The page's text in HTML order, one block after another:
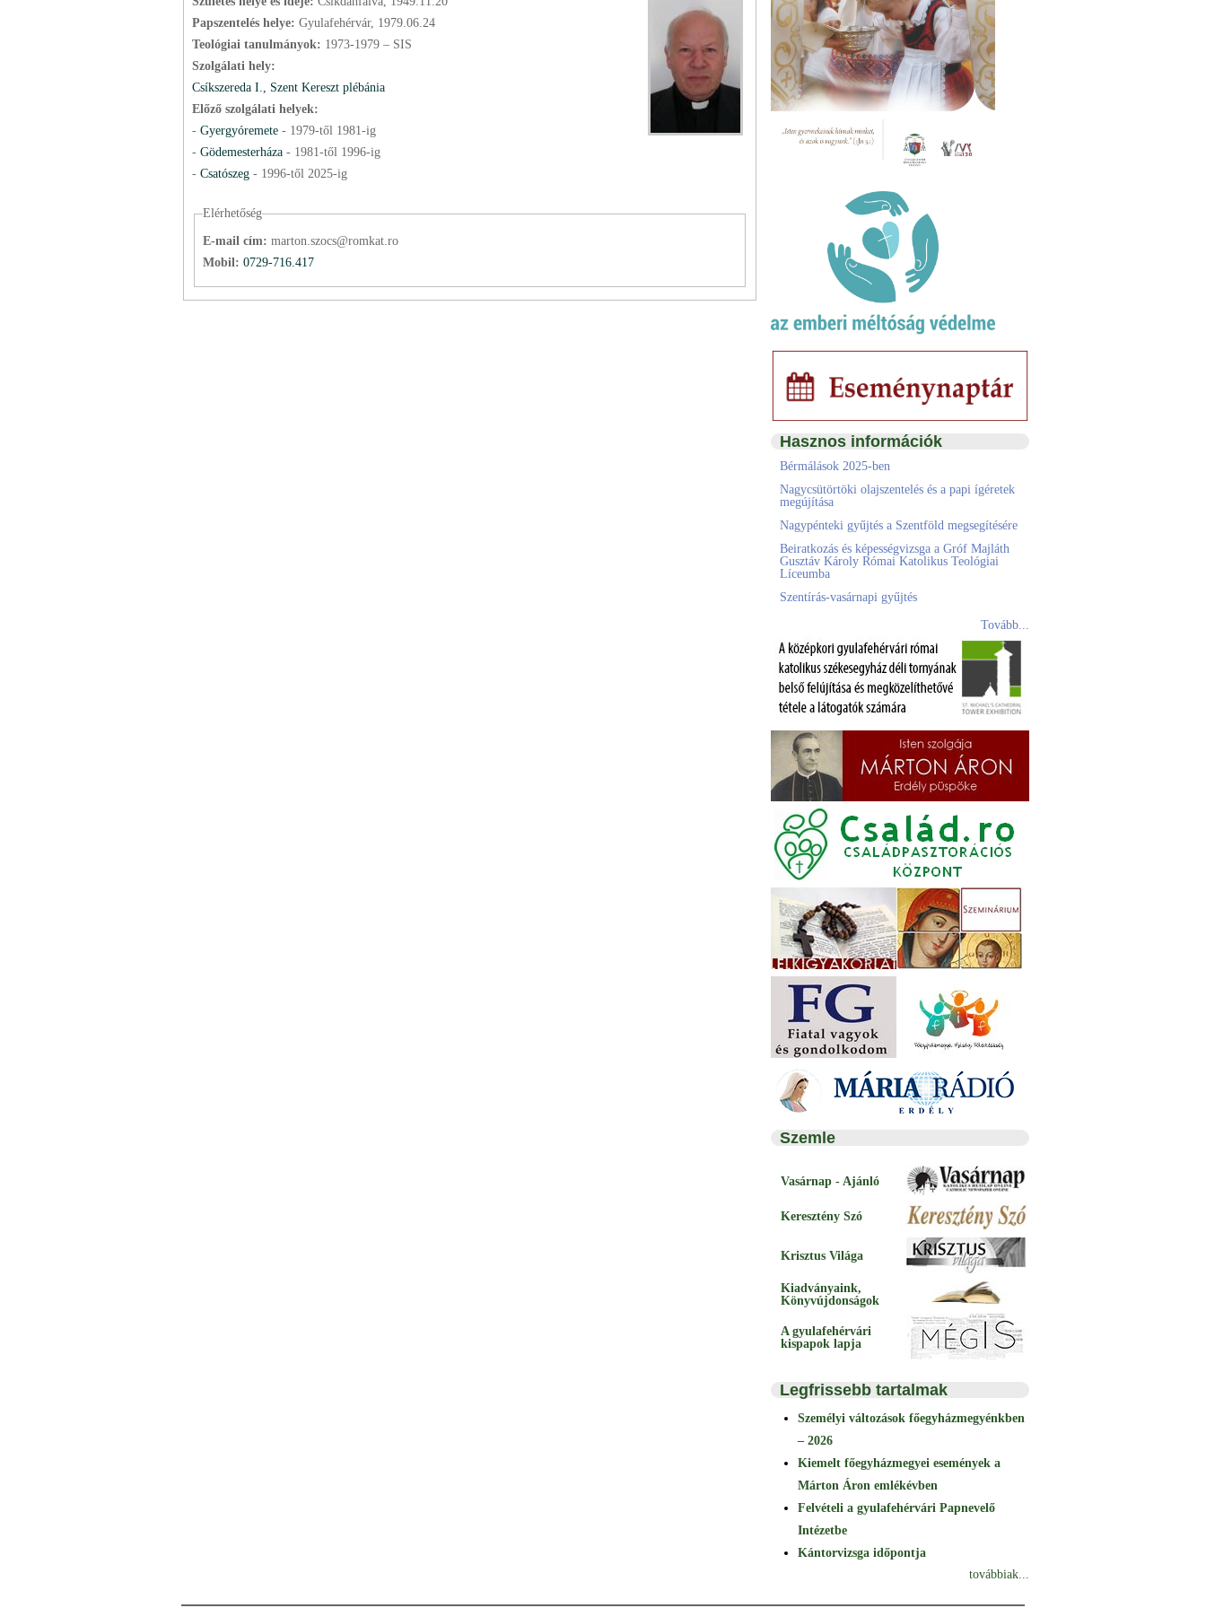
Papszentelés helye: Gyulafehérvár, 1979.06.24
Teológiai tanulmányok: 1973-1979 – SIS
Szolgálati hely:
Csíkszereda I., Szent Kereszt plébánia
Előző szolgálati helyek:
- Gyergyóremete - 1979-től 1981-ig
- Gödemesterháza - 1981-től 1996-ig
- Csatószeg - 1996-től 2025-ig
Elérhetőség
E-mail cím: marton.szocs@romkat.ro
Mobil: 0729-716.417
Hasznos információk
Bérmálások 2025-ben
Nagycsütörtöki olajszentelés és a papi ígéretek
megújítása
Nagypénteki gyűjtés a Szentföld megsegítésére
Beiratkozás és képességvizsga a Gróf Majláth
Gusztáv Károly Római Katolikus Teológiai
Líceumba
Szentírás-vasárnapi gyűjtés
Tovább...
Szemle
Vasárnap - Ajánló
Keresztény Szó
Krisztus Világa
Kiadványaink,
Könyvújdonságok
A gyulafehérvári
kispapok lapja
Legfrissebb tartalmak
Személyi változások főegyházmegyénkben
– 2026
Kiemelt főegyházmegyei események a
Márton Áron emlékévben
Felvételi a gyulafehérvári Papnevelő
Intézetbe
Kántorvizsga időpontja
továbbiak...